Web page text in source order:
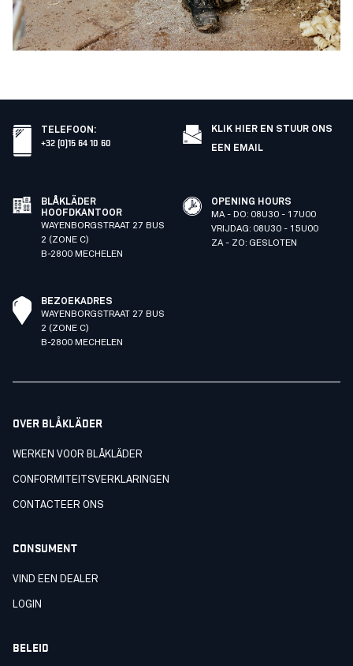
TELEFOON :
+32 (0)15 64 10 60
KLIK HIER EN STUUR ONS
EEN EMAIL
BLÅKLÄDER
HOOFDKANTOOR
WAYENBORGSTRAAT 27 BUS
2 (ZONE C)
B-2800 MECHELEN
OPENING HOURS
MA - DO: 08U30 - 17U00
VRIJDAG: 08U30 - 15U00
ZA - ZO: GESLOTEN
BEZOEKADRES
WAYENBORGSTRAAT 27 BUS
2 (ZONE C)
B-2800 MECHELEN
OVER BLÅKLÄDER
WERKEN VOOR BLÅKLÄDER
CONFORMITEITSVERKLARINGEN
CONTACTEER ONS
CONSUMENT
VIND EEN DEALER
LOGIN
BELEID